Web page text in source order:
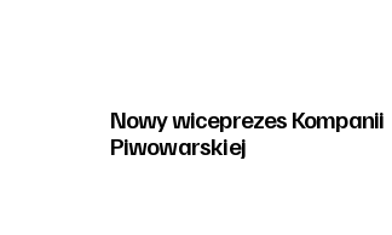
Nowy wiceprezes Kompanii
Piwowarskiej